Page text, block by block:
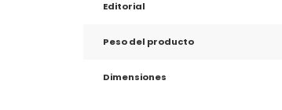
Editorial
Peso del producto
Dimensiones